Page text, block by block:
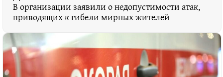
В организации заявили о недопустимости атак,
приводящих к гибели мирных жителей